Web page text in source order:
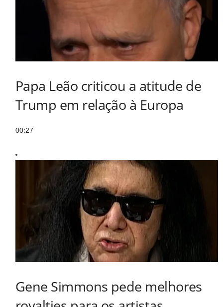
Papa Leão criticou a atitude de
Trump em relação à Europa
00:27
Gene Simmons pede melhores